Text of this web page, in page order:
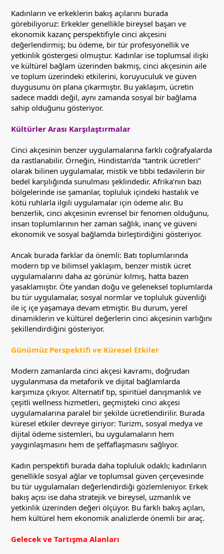
Kadınların ve erkeklerin bakış açılarını burada
görebiliyoruz: Erkekler genellikle bireysel başarı ve
ekonomik kazanç perspektifiyle cinci akçesini
değerlendirmiş; bu ödeme, bir tür profesyonellik ve
yetkinlik göstergesi olmuştur. Kadınlar ise toplumsal ilişki
ve kültürel bağlam üzerinden bakmış, cinci akçesinin aile
ve toplum üzerindeki etkilerini, koruyuculuk ve güven
duygusunu ön plana çıkarmıştır. Bu yaklaşım, ücretin
sadece maddi değil, aynı zamanda sosyal bir bağlama
sahip olduğunu gösteriyor.
Kültürler Arası Karşılaştırmalar
Cinci akçesinin benzer uygulamalarına farklı coğrafyalarda
da rastlanabilir. Örneğin, Hindistan’da “tantrik ücretleri”
olarak bilinen uygulamalar, mistik ve tıbbi tedavilerin bir
bedel karşılığında sunulması şeklindedir. Afrika’nın bazı
bölgelerinde ise şamanlar, topluluk içindeki hastalık ve
kötü ruhlarla ilgili uygulamalar için ödeme alır. Bu
benzerlik, cinci akçesinin evrensel bir fenomen olduğunu,
insan toplumlarının her zaman sağlık, inanç ve güveni
ekonomik ve sosyal bağlamda birleştirdiğini gösteriyor.
Ancak burada farklar da önemli: Batı toplumlarında
modern tıp ve bilimsel yaklaşım, benzer mistik ücret
uygulamalarını daha az görünür kılmış, hatta bazen
yasaklamıştır. Öte yandan doğu ve geleneksel toplumlarda
bu tür uygulamalar, sosyal normlar ve topluluk güvenliği
ile iç içe yaşamaya devam etmiştir. Bu durum, yerel
dinamiklerin ve kültürel değerlerin cinci akçesinin varlığını
şekillendirdiğini gösteriyor.
Günümüz Perspektifi ve Küresel Etkiler
Modern zamanlarda cinci akçesi kavramı, doğrudan
uygulanmasa da metaforik ve dijital bağlamlarda
karşımıza çıkıyor. Alternatif tıp, spiritüel danışmanlık ve
çeşitli wellness hizmetleri, geçmişteki cinci akçesi
uygulamalarına paralel bir şekilde ücretlendirilir. Burada
küresel etkiler devreye giriyor: Turizm, sosyal medya ve
dijital ödeme sistemleri, bu uygulamaların hem
yaygınlaşmasını hem de şeffaflaşmasını sağlıyor.
Kadın perspektifi burada daha topluluk odaklı; kadınların
genellikle sosyal ağlar ve toplumsal güven çerçevesinde
bu tür uygulamaları değerlendirdiği gözlemleniyor. Erkek
bakış açısı ise daha stratejik ve bireysel, uzmanlık ve
yetkinlik üzerinden değeri ölçüyor. Bu farklı bakış açıları,
hem kültürel hem ekonomik analizlerde önemli bir araç.
Gelecek ve Tartışma Alanları